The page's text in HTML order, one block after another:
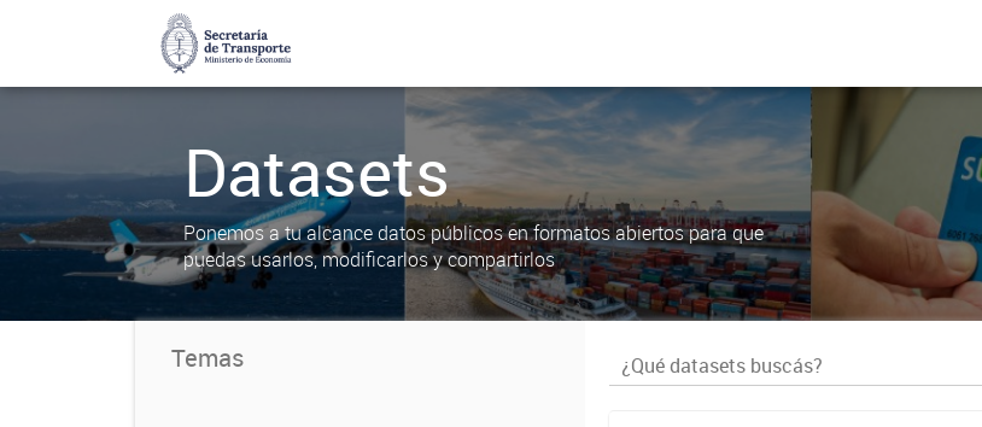
Datasets
Ponemos a tu alcance datos públicos en formatos abiertos para que
puedas usarlos, modificarlos y compartirlos
Temas